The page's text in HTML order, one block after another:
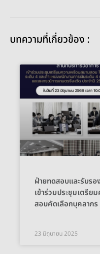
บทความที่เกี่ยวข้อง :
ฝ่ายทดสอบและรับรอ
เข้าร่วมประชุมเตรีย
สอบคัดเลือกบุคลาก
23 มิถุนายน 2025